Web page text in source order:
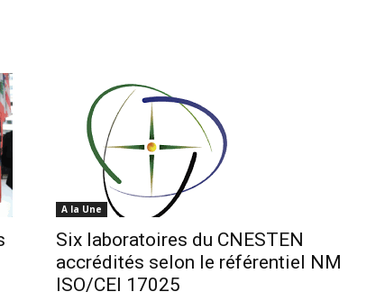
A la Une
Six laboratoires du CNESTEN
accrédités selon le référentiel NM
ISO/CEI 17025